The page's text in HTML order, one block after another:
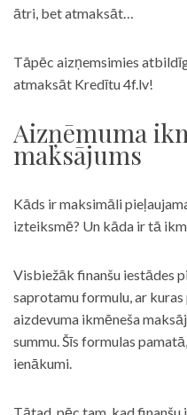
ātri, bet atmaksāt…
Tāpēc aizņemsimies
atmaksāt Kredītu 4f.lv!
Aizņēmuma
maksājums
Kāds ir maksimāli
izteiksmē? Un kāda ir tā
Visbiežāk finanšu iestādes
saprotamu formulu, ar
aizdevuma ikmēneša
summu. Šīs formulas
ienākumi.